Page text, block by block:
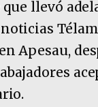
llevó
Apesau,